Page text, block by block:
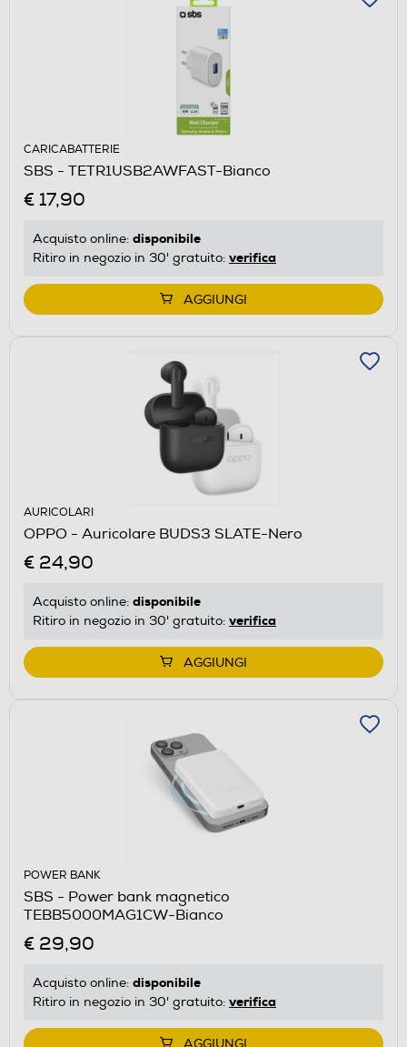
CARICABATTERIE
SBS - TETR1USB2AWFAST-Bianco
€ 17,90
Acquisto online: disponibile
Ritiro in negozio in 30' gratuito: verifica
AGGIUNGI
AURICOLARI
OPPO - Auricolare BUDS3 SLATE-Nero
€ 24,90
Acquisto online: disponibile
Ritiro in negozio in 30' gratuito: verifica
AGGIUNGI
POWER BANK
SBS - Power bank magnetico
TEBB5000MAG1CW-Bianco
€ 29,90
Acquisto online: disponibile
Ritiro in negozio in 30' gratuito: verifica
AGGIUNGI